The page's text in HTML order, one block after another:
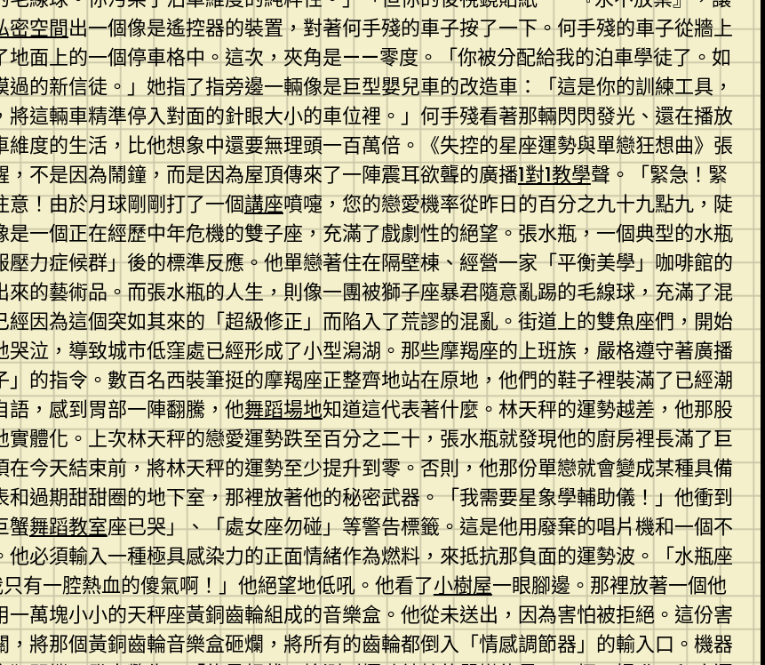
密空間出一個像是遙控器的裝置，對著何手殘的車子按了一下。何手殘的車子從牆上
地面上的一個停車格中。這次，夾角是——零度。「你被分配給我的泊車學徒了。如
的新信徒。」她指了指旁邊一輛像是巨型嬰兒車的改造車：「這是你的訓練工具，
這輛車精準停入對面的針眼大小的車位裡。」何手殘看著那輛閃閃發光、還在播放
維度的生活，比他想象中還要無理頭一百萬倍。《失控的星座運勢與單戀狂想曲》張
不是因為鬧鐘，而是因為屋頂傳來了一陣震耳欲聾的廣播1對1教學聲。「緊急！緊
！由於月球剛剛打了一個講座噴嚏，您的戀愛機率從昨日的百分之九十九點九，陡
一個正在經歷中年危機的雙子座，充滿了戲劇性的絕望。張水瓶，一個典型的水瓶
力症候群」後的標準反應。他單戀著住在隔壁棟、經營一家「平衡美學」咖啡館的
的藝術品。而張水瓶的人生，則像一團被獅子座暴君隨意亂踢的毛線球，充滿了混
因為這個突如其來的「超級修正」而陷入了荒謬的混亂。街道上的雙魚座們，開始
泣，導致城市低窪處已經形成了小型潟湖。那些摩羯座的上班族，嚴格遵守著廣播
的指令。數百名西裝筆挺的摩羯座正整齊地站在原地，他們的鞋子裡裝滿了已經潮
，感到胃部一陣翻騰，他舞蹈場地知道這代表著什麼。林天秤的運勢越差，他那股
體化。上次林天秤的戀愛運勢跌至百分之二十，張水瓶就發現他的廚房裡長滿了巨
今天結束前，將林天秤的運勢至少提升到零。否則，他那份單戀就會變成某種具備
過期甜甜圈的地下室，那裡放著他的秘密武器。「我需要星象學輔助儀！」他衝到
蟹舞蹈教室座已哭」、「處女座勿碰」等警告標籤。這是他用廢棄的唱片機和一個不
必須輸入一種極具感染力的正面情緒作為燃料，來抵抗那負面的運勢波。「水瓶座
有一腔熱血的傻氣啊！」他絕望地低吼。他看了小樹屋一眼腳邊。那裡放著一個他
一萬塊小小的天秤座黃銅齒輪組成的音樂盒。他從未送出，因為害怕被拒絕。這份害
將那個黃銅齒輪音樂盒砸爛，將所有的齒輪都倒入「情感調節器」的輸入口。機器